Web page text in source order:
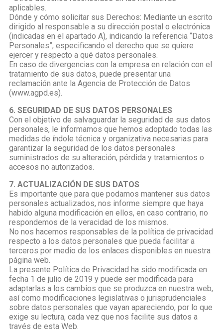
aplicables.
Dónde y cómo solicitar sus Derechos: Mediante un escrito
dirigido al responsable a su dirección postal o electrónica
(indicadas en el apartado A), indicando la referencia “Datos
Personales”, especificando el derecho que se quiere
ejercer y respecto a qué datos personales.
En caso de divergencias con la empresa en relación con el
tratamiento de sus datos, puede presentar una
reclamación ante la Agencia de Protección de Datos
(www.agpd.es).
6. SEGURIDAD DE SUS DATOS PERSONALES
Con el objetivo de salvaguardar la seguridad de sus datos
personales, le informamos que hemos adoptado todas las
medidas de índole técnica y organizativa necesarias para
garantizar la seguridad de los datos personales
suministrados de su alteración, pérdida y tratamientos o
accesos no autorizados.
7. ACTUALIZACIÓN DE SUS DATOS
Es importante que para que podamos mantener sus datos
personales actualizados, nos informe siempre que haya
habido alguna modificación en ellos, en caso contrario, no
respondemos de la veracidad de los mismos.
No nos hacemos responsables de la política de privacidad
respecto a los datos personales que pueda facilitar a
terceros por medio de los enlaces disponibles en nuestra
página web.
La presente Política de Privacidad ha sido modificada en
fecha 1 de julio de 2019 y puede ser modificada para
adaptarlas a los cambios que se produzca en nuestra web,
así como modificaciones legislativas o jurisprudenciales
sobre datos personales que vayan apareciendo, por lo que
exige su lectura, cada vez que nos facilite sus datos a
través de esta Web.